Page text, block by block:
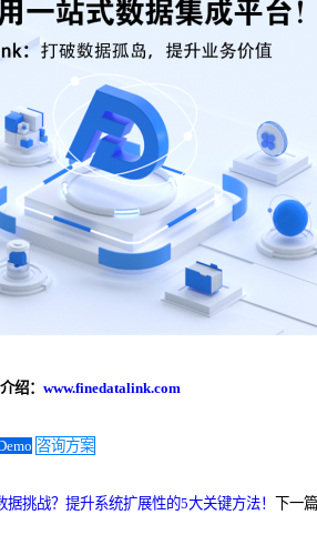
绍： www.finedatalink.com
咨询方案
据挑战？提升系统扩展性的5大关键方法！ 下一